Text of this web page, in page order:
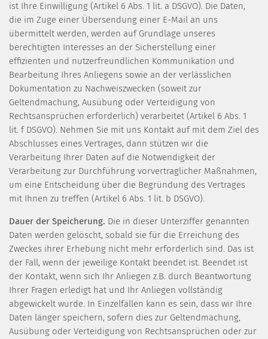
ist Ihre Einwilligung (Artikel 6 Abs. 1 lit. a DSGVO). Die Daten,
die im Zuge einer Übersendung einer E-Mail an uns
übermittelt werden, werden auf Grundlage unseres
berechtigten Interesses an der Sicherstellung einer
effizienten und nutzerfreundlichen Kommunikation und
Bearbeitung Ihres Anliegens sowie an der verlässlichen
Dokumentation zu Nachweiszwecken (soweit zur
Geltendmachung, Ausübung oder Verteidigung von
Rechtsansprüchen erforderlich) verarbeitet (Artikel 6 Abs. 1
lit. f DSGVO). Nehmen Sie mit uns Kontakt auf mit dem Ziel des
Abschlusses eines Vertrages, dann stützen wir die
Verarbeitung Ihrer Daten auf die Notwendigkeit der
Verarbeitung zur Durchführung vorvertraglicher Maßnahmen,
um eine Entscheidung über die Begründung des Vertrages
mit Ihnen zu treffen (Artikel 6 Abs. 1 lit. b DSGVO).
Dauer der Speicherung. Die in dieser Unterziffer genannten
Daten werden gelöscht, sobald sie für die Erreichung des
Zweckes ihrer Erhebung nicht mehr erforderlich sind. Das ist
der Fall, wenn der jeweilige Kontakt beendet ist. Beendet ist
der Kontakt, wenn sich Ihr Anliegen z.B. durch Beantwortung
Ihrer Fragen erledigt hat und Ihr Anliegen vollständig
abgewickelt wurde. In Einzelfällen kann es sein, dass wir Ihre
Daten länger speichern, sofern dies zur Geltendmachung,
Ausübung oder Verteidigung von Rechtsansprüchen oder zur